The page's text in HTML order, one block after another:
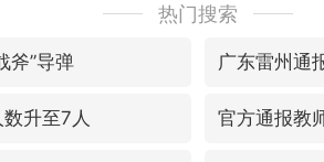
热门搜索
斧”导弹 广东雷州通
升至7人 官方通报教